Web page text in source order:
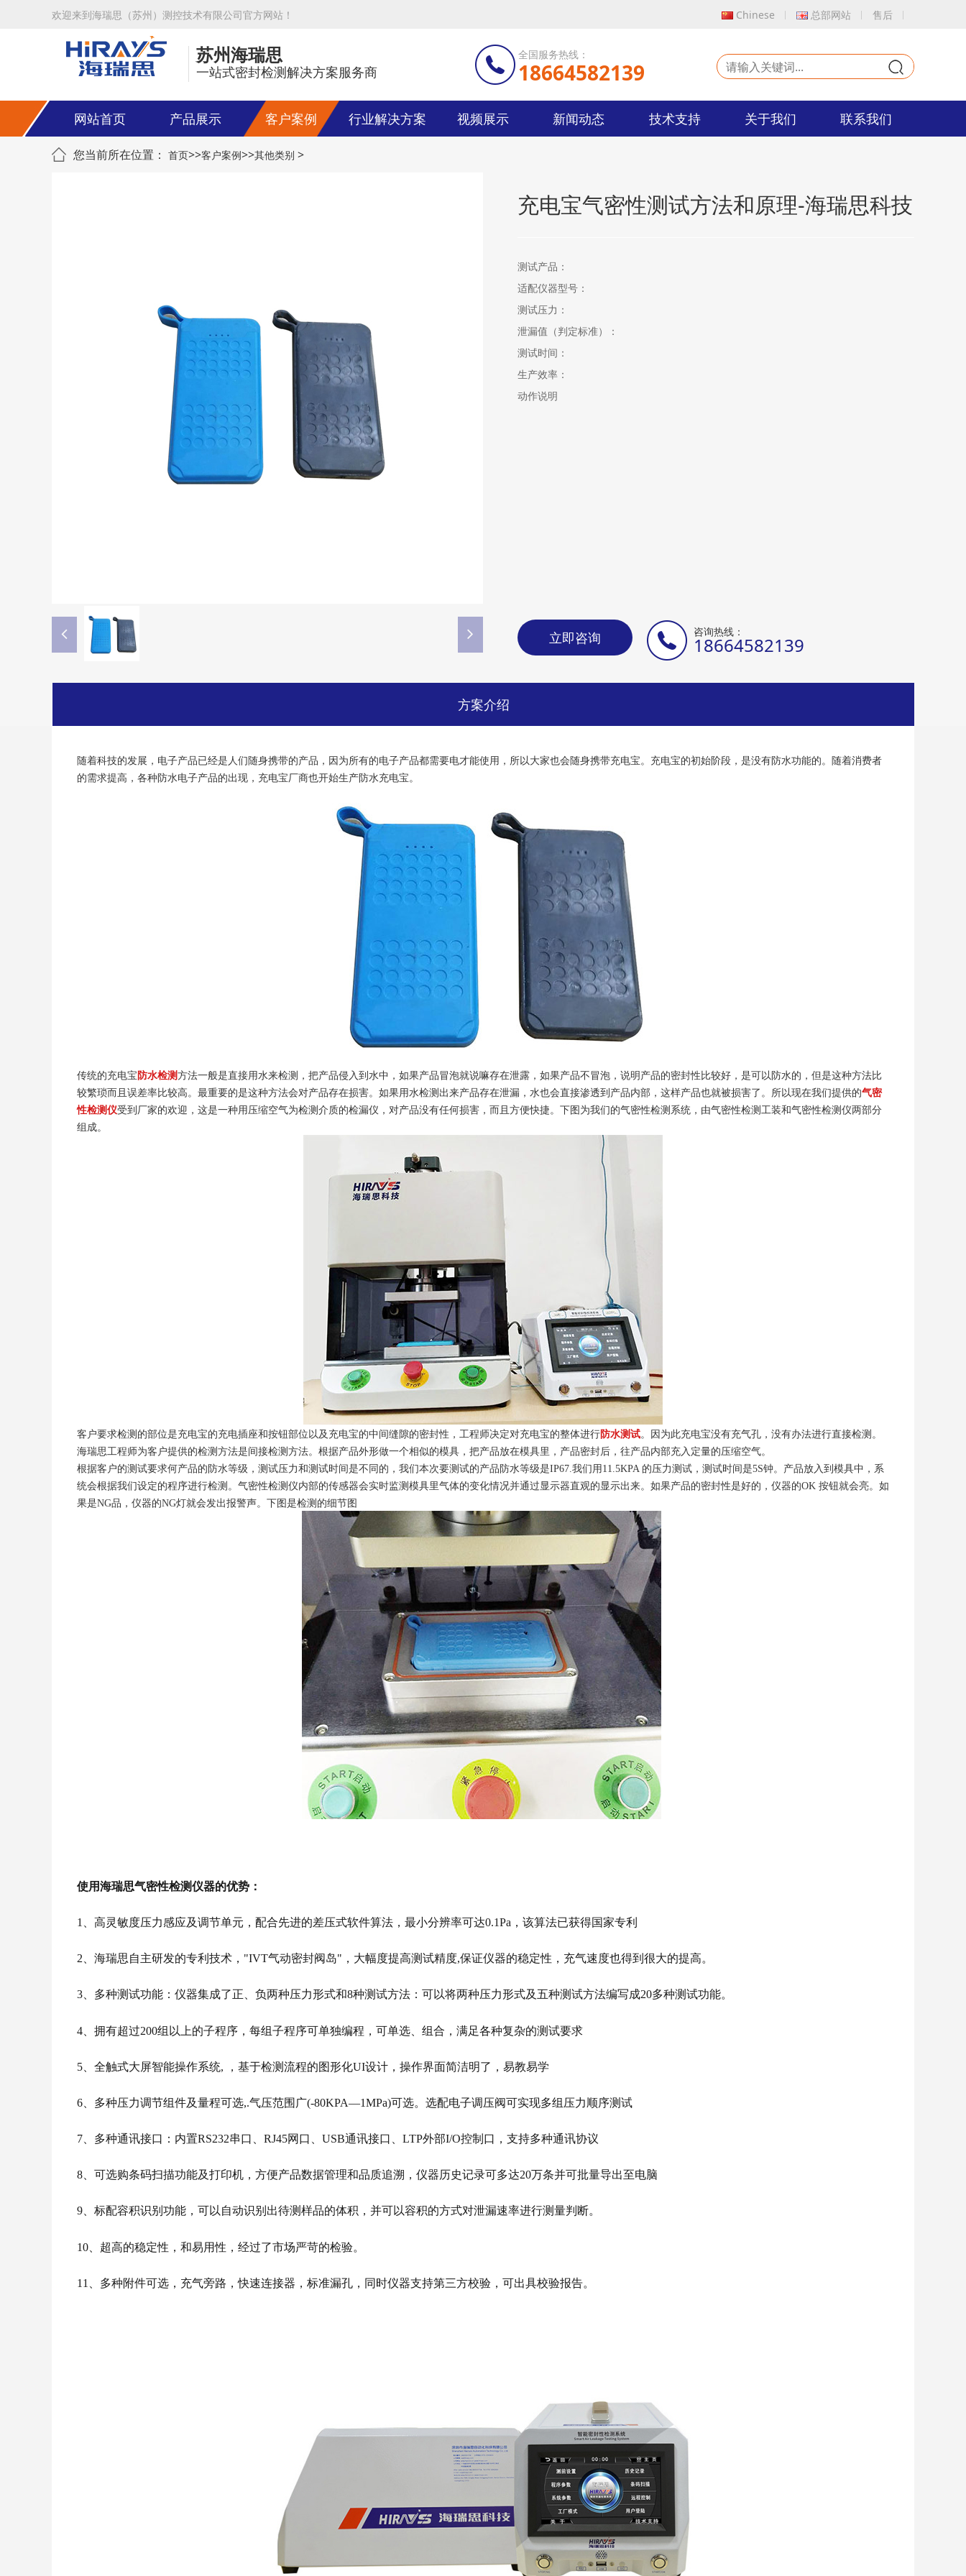
欢迎来到海瑞思（苏州）测控技术有限公司官方网站！ Chinese 总部网站 售后
苏州海瑞思
一站式密封检测解决方案服务商
全国服务热线：
18664582139
网站首页 产品展示 客户案例 行业解决方案 视频展示 新闻动态 技术支持 关于我们 联系我们
您当前所在位置： 首页>>客户案例>>其他类别 >
充电宝气密性测试方法和原理-海瑞思科技
测试产品：
适配仪器型号：
测试压力：
泄漏值（判定标准）：
测试时间：
生产效率：
动作说明
立即咨询 咨询热线：
18664582139
方案介绍
随着科技的发展，电子产品已经是人们随身携带的产品，因为所有的电子产品都需要电才能使用，所以大家也会随身携带充电宝。充电宝的初始阶段，是没有防水功能的。随着消费者
的需求提高，各种防水电子产品的出现，充电宝厂商也开始生产防水充电宝。
传统的充电宝 防水检测方法一般是直接用水来检测，把产品侵入到水中，如果产品冒泡就说嘛存在泄露，如果产品不冒泡，说明产品的密封性比较好，是可以防水的，但是这种方法比
较繁琐而且误差率比较高。最重要的是这种方法会对产品存在损害。如果用水检测出来产品存在泄漏，水也会直接渗透到产品内部，这样产品也就被损害了。所以现在我们提供的气密
性检测仪受到厂家的欢迎，这是一种用压缩空气为检测介质的检漏仪，对产品没有任何损害，而且方便快捷。下图为我们的气密性检测系统，由气密性检测工装和气密性检测仪两部分
组成。
客户要求检测的部位是充电宝的充电插座和按钮部位以及充电宝的中间缝隙的密封性，工程师决定对充电宝的整体进行防水测试。因为此充电宝没有充气孔，没有办法进行直接检测。
海瑞思工程师为客户提供的检测方法是间接检测方法。根据产品外形做一个相似的模具，把产品放在模具里，产品密封后，往产品内部充入定量的压缩空气。
根据客户的测试要求何产品的防水等级，测试压力和测试时间是不同的，我们本次要测试的产品防水等级是IP67.我们用11.5KPA 的压力测试，测试时间是5S钟。产品放入到模具中，系
统会根据我们设定的程序进行检测。气密性检测仪内部的传感器会实时监测模具里气体的变化情况并通过显示器直观的显示出来。如果产品的密封性是好的，仪器的OK 按钮就会亮。如
果是NG品，仪器的NG灯就会发出报警声。下图是检测的细节图
使用海瑞思气密性检测仪器的优势：
1、高灵敏度压力感应及调节单元，配合先进的差压式软件算法，最小分辨率可达0.1Pa，该算法已获得国家专利
2、海瑞思自主研发的专利技术，"IVT气动密封阀岛"，大幅度提高测试精度,保证仪器的稳定性，充气速度也得到很大的提高。
3、多种测试功能：仪器集成了正、负两种压力形式和8种测试方法：可以将两种压力形式及五种测试方法编写成20多种测试功能。
4、拥有超过200组以上的子程序，每组子程序可单独编程，可单选、组合，满足各种复杂的测试要求
5、全触式大屏智能操作系统, ，基于检测流程的图形化UI设计，操作界面简洁明了，易教易学
6、多种压力调节组件及量程可选,.气压范围广(-80KPA—1MPa)可选。选配电子调压阀可实现多组压力顺序测试
7、多种通讯接口：内置RS232串口、RJ45网口、USB通讯接口、LTP外部I/O控制口，支持多种通讯协议
8、可选购条码扫描功能及打印机，方便产品数据管理和品质追溯，仪器历史记录可多达20万条并可批量导出至电脑
9、标配容积识别功能，可以自动识别出待测样品的体积，并可以容积的方式对泄漏速率进行测量判断。
10、超高的稳定性，和易用性，经过了市场严苛的检验。
11、多种附件可选，充气旁路，快速连接器，标准漏孔，同时仪器支持第三方校验，可出具校验报告。